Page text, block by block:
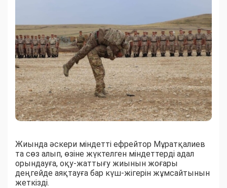
Жиында әскери міндетті ефрейтор Мұратқалиев
та сөз алып, өзіне жүктелген міндеттерді адал
орындауға, оқу-жаттығу жиынын жоғары
деңгейде аяқтауға бар күш-жігерін жұмсайтынын
жеткізді.